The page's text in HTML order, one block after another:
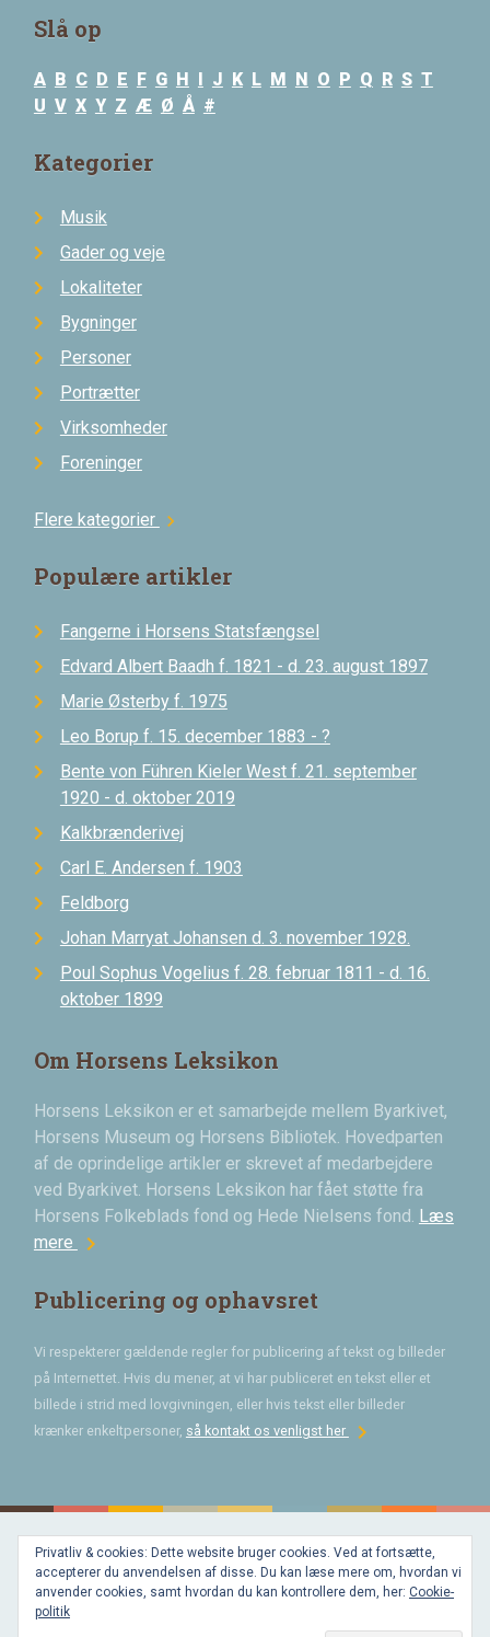
Slå op
A B C D E F G H J K L M N O P Q R S T
U V X Y Z Æ Ø Å #
Kategorier
Musik
Gader og veje
Lokaliteter
Bygninger
Personer
Portrætter
Virksomheder
Foreninger
Flere kategorier chevron_right
Populære artikler
Fangerne i Horsens Statsfængsel
Edvard Albert Baadh f. 1821 - d. 23. august 1897
Marie Østerby f. 1975
Leo Borup f. 15. december 1883 - ?
Bente von Führen Kieler West f. 21. september
1920 - d. oktober 2019
Kalkbrænderivej
Carl E. Andersen f. 1903
Feldborg
Johan Marryat Johansen d. 3. november 1928.
Poul Sophus Vogelius f. 28. februar 1811 - d. 16.
oktober 1899
Om Horsens Leksikon
Horsens Leksikon er et samarbejde mellem Byarkivet,
Horsens Museum og Horsens Bibliotek. Hovedparten
af de oprindelige artikler er skrevet af medarbejdere
ved Byarkivet. Horsens Leksikon har fået støtte fra
Horsens Folkeblads fond og Hede Nielsens fond. Læs
mere chevron_right
Publicering og ophavsret
Vi respekterer gældende regler for publicering af tekst og billeder
på Internettet. Hvis du mener, at vi har publiceret en tekst eller et
billede i strid med lovgivningen, eller hvis tekst eller billeder
krænker enkeltpersoner, så kontakt os venligst herchevron_right
Bygget med
WordPressog
favoriteaf
Privatliv & cookies: Dette website bruger cookies. Ved at fortsætte,
accepterer du anvendelsen af disse. Du kan læse mere om, hvordan vi
anvender cookies, samt hvordan du kan kontrollere dem, her: Cookie-
politik